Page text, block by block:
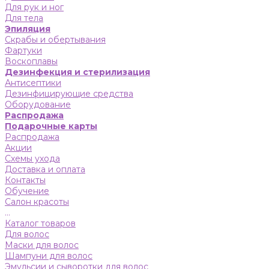
Для рук и ног
Для тела
Эпиляция
Скрабы и обертывания
Фартуки
Воскоплавы
Дезинфекция и стерилизация
Антисептики
Дезинфицирующие средства
Оборудование
Распродажа
Подарочные карты
Распродажа
Акции
Схемы ухода
Доставка и оплата
Контакты
Обучение
Салон красоты
...
Каталог товаров
Для волос
Маски для волос
Шампуни для волос
Эмульсии и сыворотки для волос